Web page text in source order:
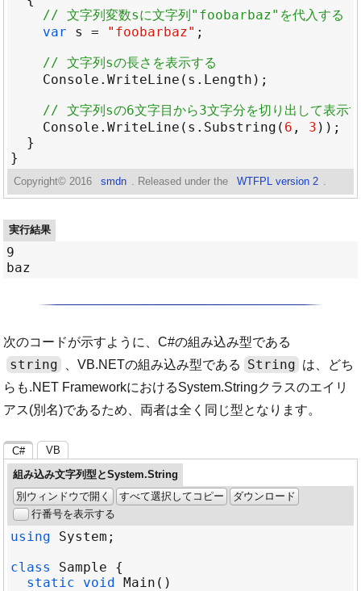
// 文字列変数sに文字列"foobarbaz"を代入する
var
s = "foobarbaz"
// 文字列sの長さを表示する
Console . WriteLine ( s . Length
// 文字列sの6文字目から3文字分を切り出して表示
Console . WriteLine ( s . Substring ( 6 , 3
Copyright© 2016 smdn . Released under the WTFPL version 2 .
実行結果
9
次のコードが示すように、C#の組み込み型である
string 、VB.NETの組み込み型である String は、どち
らも.NET FrameworkにおけるSystem.Stringクラスのエイリ
アス(別名)であるため、両者は全く同じ型となります。
C# VB
組み込み文字列型とSystem.String
別ウィンドウで開く
すべて選択してコピー
ダウンロード
行番号を表示する
using System
class
Sample
static
void Main